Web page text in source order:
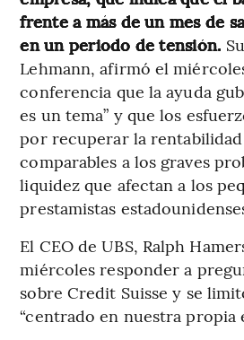
frente a más de un mes de
en un periodo de tensión.
Lehmann, afirmó el
conferencia que la ayuda
es un tema” y que los
por recuperar la
comparables a los graves
liquidez que afectan a los
prestamistas
El CEO de UBS, Ralph
miércoles responder a
sobre Credit Suisse y se
“centrado en nuestra propia